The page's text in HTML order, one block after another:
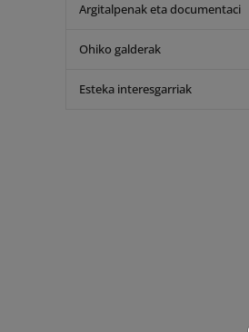
Argitalpenak eta documentaci
Ohiko galderak
Esteka interesgarriak